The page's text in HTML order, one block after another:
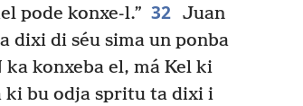
pode konxe-l.” 32 Juan
dixi di séu sima un ponba
konxeba el, má Kel ki
ki bu odja spritu ta dixi i